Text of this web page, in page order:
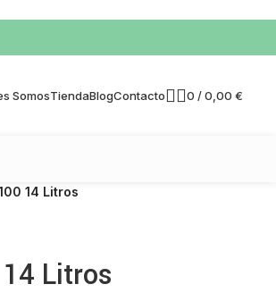
SomosTiendaBlogContacto 0 /0,00 €
14 Litros
Litros